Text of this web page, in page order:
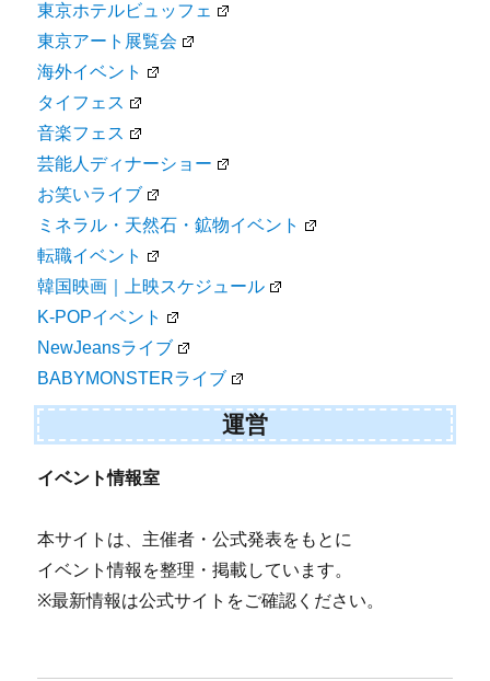
東京ホテルビュッフェ
東京アート展覧会
海外イベント
タイフェス
音楽フェス
芸能人ディナーショー
お笑いライブ
ミネラル・天然石・鉱物イベント
転職イベント
韓国映画｜上映スケジュール
K-POPイベント
NewJeansライブ
BABYMONSTERライブ
運営
イベント情報室
本サイトは、主催者・公式発表をもとに
イベント情報を整理・掲載しています。
※最新情報は公式サイトをご確認ください。